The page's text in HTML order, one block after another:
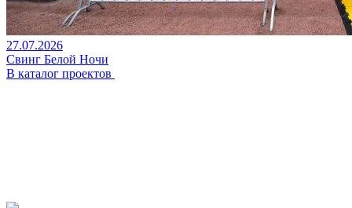
27.07.2026
Свинг Белой Ночи
В каталог проектов